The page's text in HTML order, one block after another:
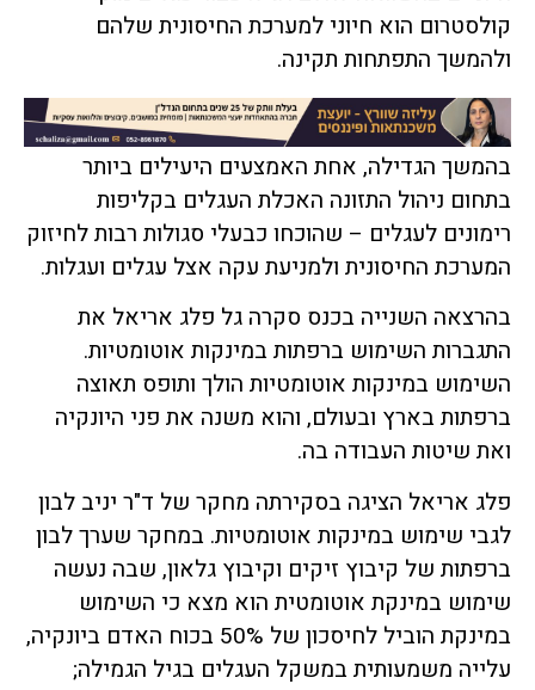
קולסטרום הוא חיוני למערכת החיסונית שלהם
ולהמשך התפתחות תקינה.
בהמשך הגדילה, אחת האמצעים היעילים ביותר
בתחום ניהול התזונה האכלת העגלים בקליפות
רימונים לעגלים – שהוכחו כבעלי סגולות רבות לחיזוק
המערכת החיסונית ולמניעת עקה אצל עגלים ועגלות.
בהרצאה השנייה בכנס סקרה גל פלג אריאל את
התגברות השימוש ברפתות במינקות אוטומטיות.
השימוש במינקות אוטומטיות הולך ותופס תאוצה
ברפתות בארץ ובעולם, והוא משנה את פני היונקיה
ואת שיטות העבודה בה.
פלג אריאל הציגה בסקירתה מחקר של ד"ר יניב לבון
לגבי שימוש במינקות אוטומטיות. במחקר שערך לבון
ברפתות של קיבוץ זיקים וקיבוץ גלאון, שבה נעשה
שימוש במינקת אוטומטית הוא מצא כי השימוש
במינקת הוביל לחיסכון של 50% בכוח האדם ביונקיה,
עלייה משמעותית במשקל העגלים בגיל הגמילה;